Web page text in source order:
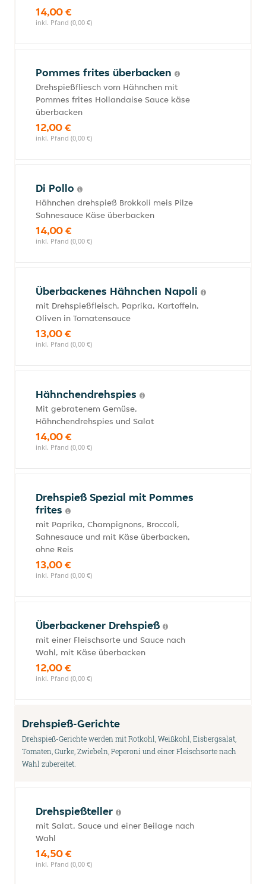
14,00 €
inkl. Pfand (0,00 €)
Pommes frites überbacken
Drehspießfliesch vom Hähnchen mit
Pommes frites Hollandaise Sauce käse
überbacken
12,00 €
inkl. Pfand (0,00 €)
Di Pollo
Hähnchen drehspieß Brokkoli meis Pilze
Sahnesauce Käse überbacken
14,00 €
inkl. Pfand (0,00 €)
Überbackenes Hähnchen Napoli
mit Drehspießfleisch, Paprika, Kartoffeln,
Oliven in Tomatensauce
13,00 €
inkl. Pfand (0,00 €)
Hähnchendrehspies
Mit gebratenem Gemüse,
Hähnchendrehspies und Salat
14,00 €
inkl. Pfand (0,00 €)
Drehspieß Spezial mit Pommes
frites
mit Paprika, Champignons, Broccoli,
Sahnesauce und mit Käse überbacken,
ohne Reis
13,00 €
inkl. Pfand (0,00 €)
Überbackener Drehspieß
mit einer Fleischsorte und Sauce nach
Wahl, mit Käse überbacken
12,00 €
inkl. Pfand (0,00 €)
Drehspieß-Gerichte
Drehspieß-Gerichte werden mit Rotkohl, Weißkohl, Eisbergsalat,
Tomaten, Gurke, Zwiebeln, Peperoni und einer Fleischsorte nach
Wahl zubereitet.
Drehspießteller
mit Salat, Sauce und einer Beilage nach
Wahl
14,50 €
inkl. Pfand (0,00 €)